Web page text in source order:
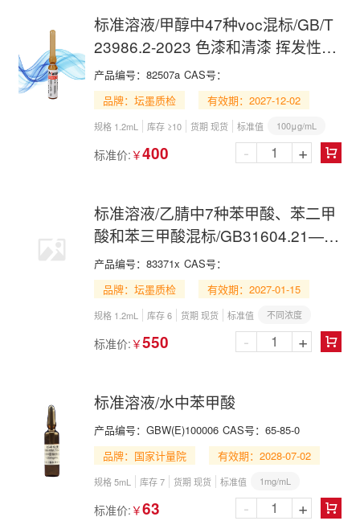
标准溶液/甲醇中47种voc混标/GB/T
23986.2-2023 色漆和清漆 挥发性有
机化合物(VOC)和/或半挥发性有机化
合物(SVOC)含量的测定 第2部分:气
相色谱法
产品编号： 82507a CAS号：
品牌：坛墨质检
有效期：2027-12-02
规格 1.2mL 库存 ≥10 货期 现货 标准值 100μg/mL
标准价: ￥400 
- +
标准溶液/乙腈中7种苯甲酸、苯二甲
酸和苯三甲酸混标/GB31604.21—
2025/食品接触材料及制品 苯甲酸、
苯二甲酸和苯三甲酸迁移量的测定
产品编号： 83371x CAS号：
品牌：坛墨质检
有效期：2027-01-15
规格 1.2mL 库存 6 货期 现货 标准值 不同浓度
标准价: ￥550 
- +
标准溶液/水中苯甲酸
产品编号： GBW(E)100006 CAS号： 65-85-0
品牌：国家计量院
有效期：2028-07-02
规格 5mL 库存 7 货期 现货 标准值 1mg/mL
标准价: ￥63 
- +